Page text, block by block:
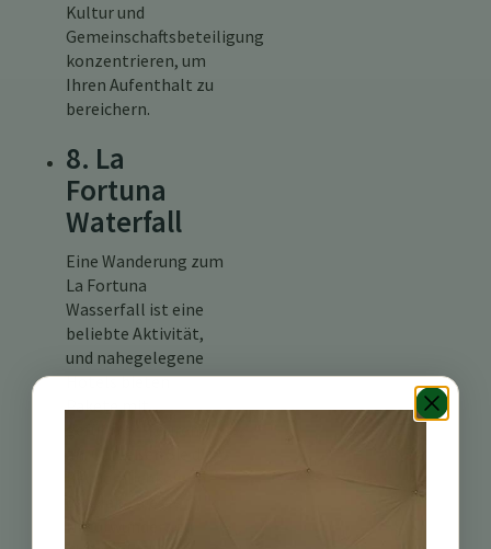
Kultur und
Gemeinschaftsbeteiligung
konzentrieren, um
Ihren Aufenthalt zu
bereichern.
8. La
Fortuna
Waterfall
Eine Wanderung zum
La Fortuna
Wasserfall ist eine
beliebte Aktivität,
und nahegelegene
Hotels bieten
Pakete mit
Bequemlichkeit, in
Naturwunders zu